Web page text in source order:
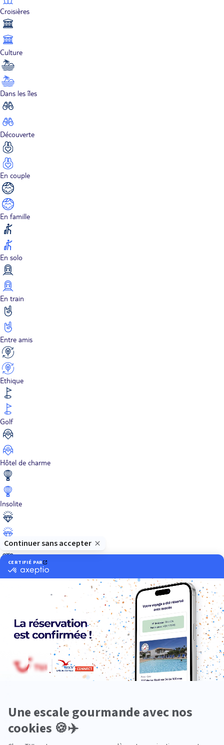
Croisières
Culture
Dans les îles
Découverte
En couple
En famille
En solo
En train
Entre amis
Ethique
Golf
Hôtel de charme
Insolite
Luxe
Neige
Plongée
Premium